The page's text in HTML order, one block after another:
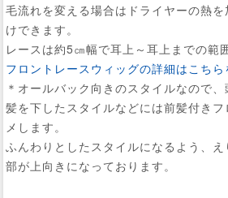
毛流れを変える場合はドライヤーの熱
けできます。
レースは約5㎝幅で耳上～耳上までの範
フロントレースウィッグの詳細はこちら
＊オールバック向きのスタイルなので
髪を下したスタイルなどには前髪付き
メします。
ふんわりとしたスタイルになるよう、
部が上向きになっております。